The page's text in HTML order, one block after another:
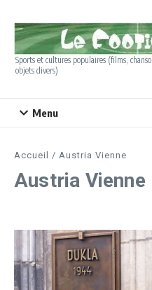
Sports et cultures populaires (films,
objets divers)
Menu
Accueil / Austria Vienne
Austria Vienne